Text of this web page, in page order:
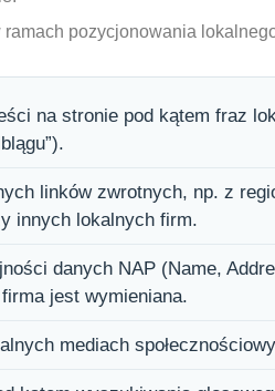
ramach pozycjonowania
na stronie pod kątem fraz
linków zwrotnych, np. z
innych lokalnych firm.
danych NAP (Name,
jest wymieniana.
mediach